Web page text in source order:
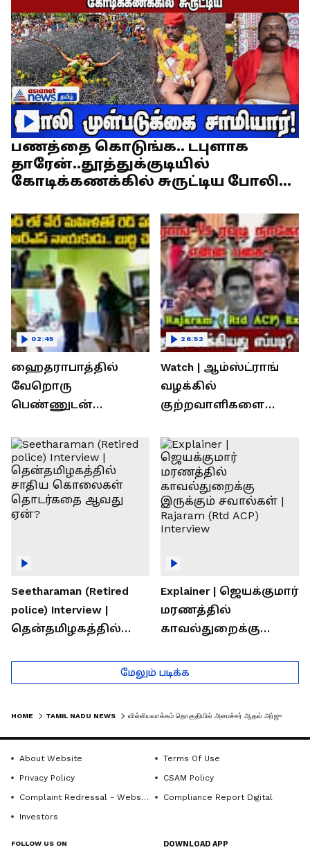
பணத்தை கொடுங்க.. டபுளாக
தாரேன்..தூத்துக்குடியில்
கோடிக்கணக்கில் சுருட்டிய போலி
ஹைதராபாத்தில்
வேறொரு
பெண்ணுடன்
தலைவரை மடக்கி
பிடித்த மனைவி
02:45
Watch | ஆம்ஸ்ட்ராங்
வழக்கில்
குற்றவாளிகளை
காவல்துறை? / Rajaram
Rtd ACP Interview
26:52
Seetharaman (Retired
police) Interview |
தென்தமிழகத்தில்
தொடர்கதை ஆவது
ஏன்?
Explainer | ஜெயக்குமார்
மரணத்தில்
காவல்துறைக்கு
Rajaram (Rtd ACP)
Interview
மேலும் படிக்க
HOME TAMIL NADU NEWS
About Website
Terms Of Use
Privacy Policy
CSAM Policy
Complaint Redressal - Website
Compliance Report Digital
Investors
FOLLOW US ON DOWNLOAD APP